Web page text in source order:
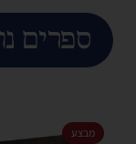
ספרים
מבצע